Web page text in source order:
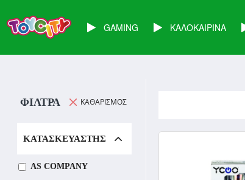
GAMING ΚΑΛΟΚΑΙΡΙΝΑ
ΦΊΛΤΡΑ KΑΘΑΡΙΣΜΌΣ
ΚΑΤΑΣΚΕΥΑΣΤΉΣ
AS COMPANY